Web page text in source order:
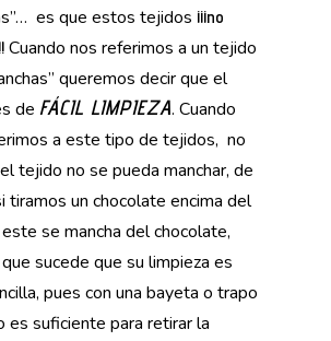
es que estos tejidos ¡¡¡no
Cuando nos referimos a un tejido
queremos decir que el
de FÁCIL LIMPIEZA. Cuando
a este tipo de tejidos, no
tejido no se pueda manchar, de
tiramos un chocolate encima del
se mancha del chocolate,
sucede que su limpieza es
pues con una bayeta o trapo
es suficiente para retirar la